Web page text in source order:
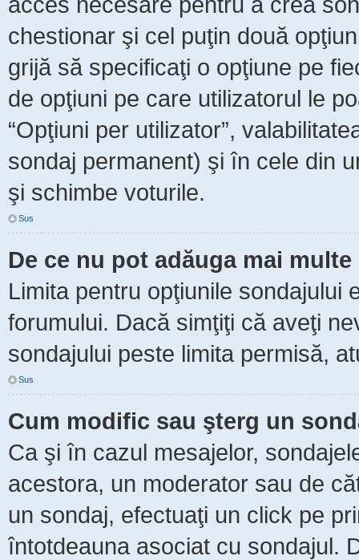
chestionar şi cel puţin două
grijă să specificaţi o opţiune pe
de opţiuni pe care utilizatorul le
“Opţiuni per utilizator”,
sondaj permanent) şi în cele din
şi schimbe voturile.
Sus
De ce nu pot adăuga mai
Limita pentru opţiunile sondajului
forumului. Dacă simţiţi că aveţi
sondajului peste limita permisă,
Sus
Cum modific sau şterg un
Ca şi în cazul mesajelor,
acestora, un moderator sau de
un sondaj, efectuaţi un click pe
întotdeauna asociat cu sondajul.